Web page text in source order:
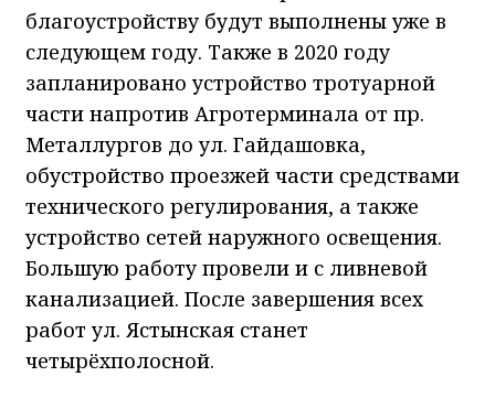
благоустройству будут выполнены уже в
следующем году. Также в 2020 году
запланировано устройство тротуарной
части напротив Агротерминала от пр.
Металлургов до ул. Гайдашовка,
обустройство проезжей части средствами
технического регулирования, а также
устройство сетей наружного освещения.
Большую работу провели и с ливневой
канализацией. После завершения всех
работ ул. Ястынская станет
четырёхполосной.